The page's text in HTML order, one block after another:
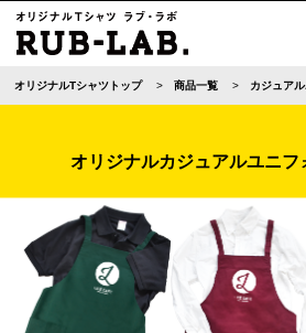
オリジナルTシャツトップ 商品一覧 カジュア
オリジナルカジュアルユニフ